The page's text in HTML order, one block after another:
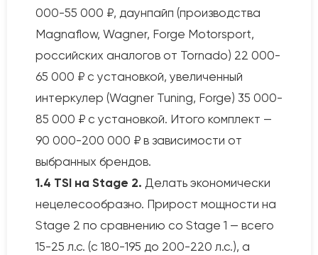
000-55 000 ₽, даунпайп (производства
Magnaflow, Wagner, Forge Motorsport,
российских аналогов от Tornado) 22 000-
65 000 ₽ с установкой, увеличенный
интеркулер (Wagner Tuning, Forge) 35 000-
85 000 ₽ с установкой. Итого комплект —
90 000-200 000 ₽ в зависимости от
выбранных брендов.
1.4 TSI на Stage 2. Делать экономически
нецелесообразно. Прирост мощности на
Stage 2 по сравнению со Stage 1 — всего
15-25 л.с. (с 180-195 до 200-220 л.с.), а